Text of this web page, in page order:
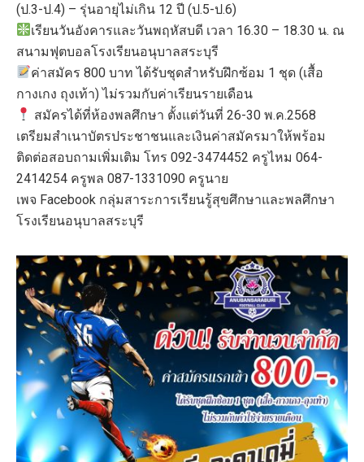
(ป.3-ป.4) – รุ่นอายุไม่เกิน 12 ปี (ป.5-ป.6)
เรียนวันอังคารและวันพฤหัสบดี เวลา 16.30 – 18.30 น. ณ
สนามฟุตบอลโรงเรียนอนุบาลสระบุรี
ค่าสมัคร 800 บาท ได้รับชุดสำหรับฝึกซ้อม 1 ชุด (เสื้อ
กางเกง ถุงเท้า) ไม่รวมกับค่าเรียนรายเดือน
สมัครได้ที่ห้องพลศึกษา ตั้งแต่วันที่ 26-30 พ.ค.2568
เตรียมสำเนาบัตรประชาชนและเงินค่าสมัครมาให้พร้อม
ติดต่อสอบถามเพิ่มเติม โทร 092-3474452 ครูไหม 064-
2414254 ครูพล 087-1331090 ครูนาย
เพจ Facebook กลุ่มสาระการเรียนรู้สุขศึกษาและพลศึกษา
โรงเรียนอนุบาลสระบุรี